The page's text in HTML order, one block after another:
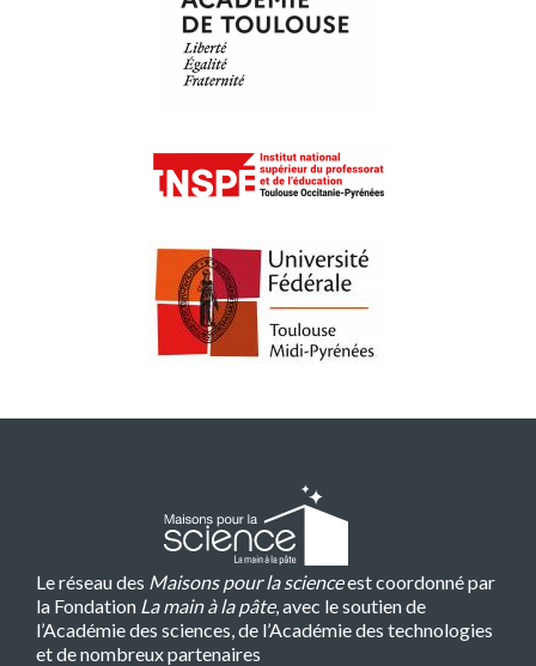
Le réseau des Maisons pour la scienceest coordonné par
la Fondation La main à la pâte, avec le soutien de
l’Académie des sciences, de l’Académie des technologies
et de nombreux partenaires